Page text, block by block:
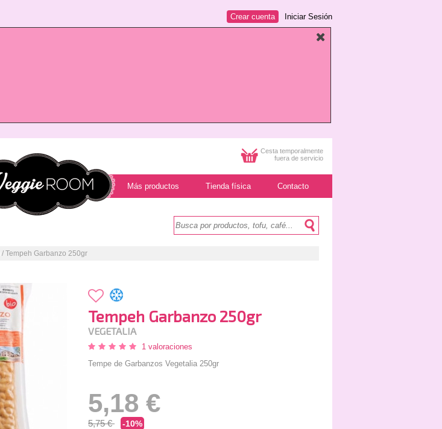
Iniciar Sesión
Crear cuenta
Cesta temporalmente
fuera de servicio
Más productos Tienda física Contacto
/ Tempeh Garbanzo 250gr
Tempeh Garbanzo 250gr
VEGETALIA
1 valoraciones
Tempe de Garbanzos Vegetalia 250gr
5,18 €
5,75 € -10%